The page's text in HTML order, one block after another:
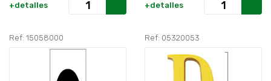
+detalles +detalles
Ref: 15058000 Ref: 05320053